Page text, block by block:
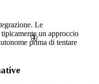
🦋
Le
un approccio
prima di tentare